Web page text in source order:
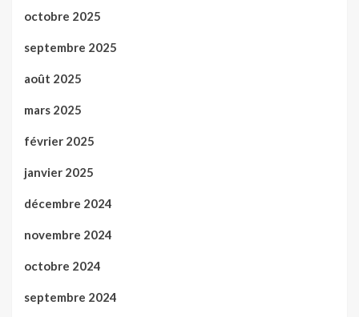
octobre 2025
septembre 2025
août 2025
mars 2025
février 2025
janvier 2025
décembre 2024
novembre 2024
octobre 2024
septembre 2024